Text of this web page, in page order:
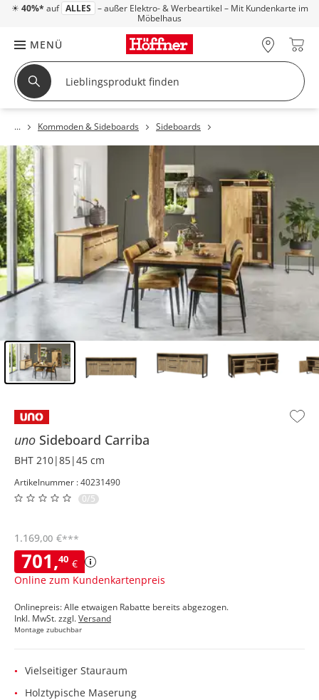
☀ 40%* auf ALLES – außer Elektro- & Werbeartikel – Mit Kundenkarte im
Möbelhaus
MENÜ
Kommoden & Sideboards Sideboards
uno Sideboard Carriba
BHT 210|85|45 cm
Artikelnummer : 40231490
0/5
701,40 €
Online zum Kundenkartenpreis
1.169,00 €***
Onlinepreis: Alle etwaigen Rabatte bereits abgezogen.
Inkl. MwSt. zzgl.Versand
Montage zubuchbar
Vielseitiger Stauraum
Holztypische Maserung